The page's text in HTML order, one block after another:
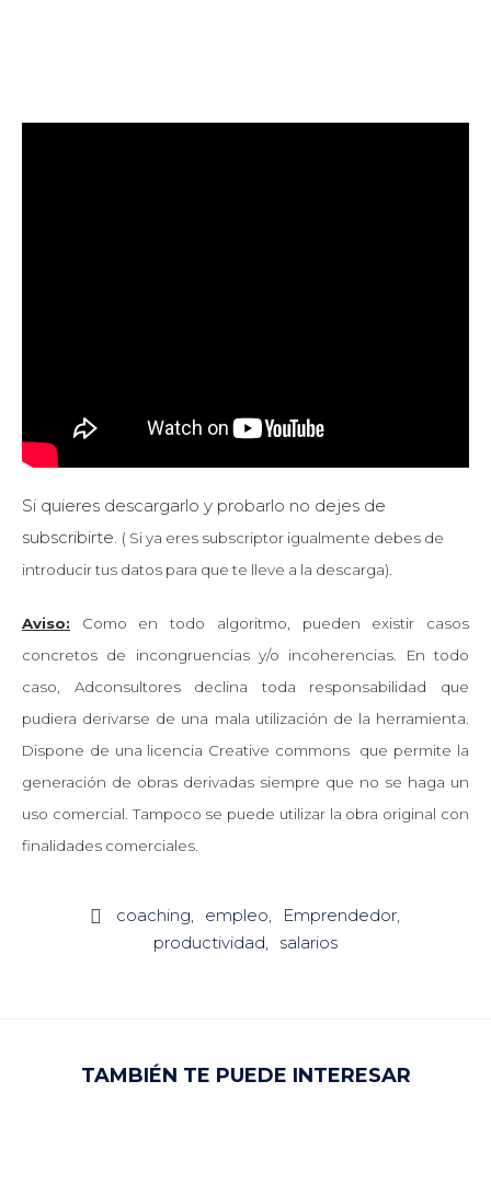
Si quieres descargarlo y probarlo no dejes de
subscribirte. ( Si ya eres subscriptor igualmente debes de
introducir tus datos para que te lleve a la descarga).
Aviso: Como en todo algoritmo, pueden existir casos
concretos de incongruencias y/o incoherencias. En todo
caso, Adconsultores declina toda responsabilidad que
pudiera derivarse de una mala utilización de la herramienta.
Dispone de una licencia Creative commons que permite la
generación de obras derivadas siempre que no se haga un
uso comercial. Tampoco se puede utilizar la obra original con
finalidades comerciales.
 coaching empleo
Emprendedor
productividad
salarios
TAMBIÉN TE PUEDE INTERESAR